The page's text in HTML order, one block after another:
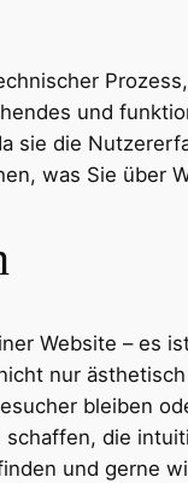
und
sie die
was Sie über
Website – es
nur
bleiben
die
und gerne